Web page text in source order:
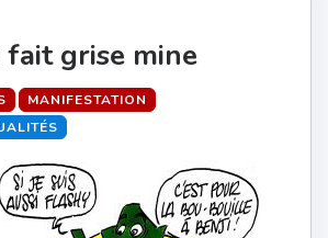
fait grise mine
MANIFESTATION